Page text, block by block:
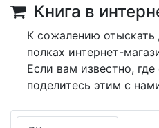
Книга в
К сожалению отыскать
полках интернет-
Если вам известно,
поделитесь этим с